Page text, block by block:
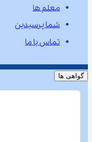
معلم ها
شما پرسیدین
تماس با ما
گواهی ها